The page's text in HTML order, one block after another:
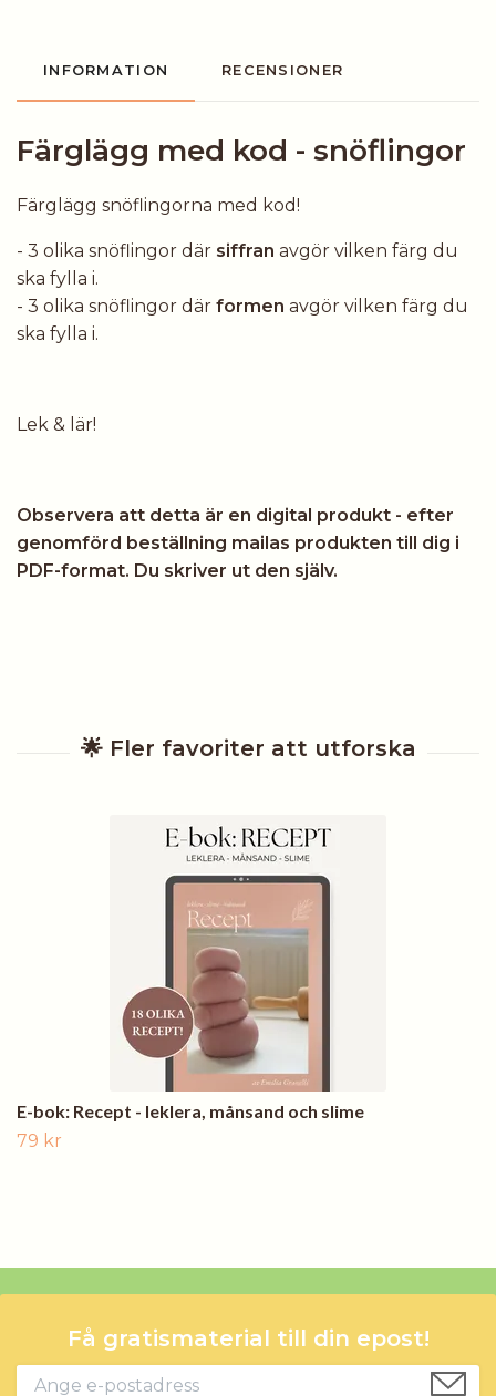
INFORMATION RECENSIONER
Färglägg med kod - snöflingor
Färglägg snöflingorna med kod!
- 3 olika snöflingor där siffran avgör vilken färg du
ska fylla i.
- 3 olika snöflingor där formen avgör vilken färg du
ska fylla i.
Lek & lär!
Observera att detta är en digital produkt - efter
genomförd beställning mailas produkten till dig i
PDF-format. Du skriver ut den själv.
E-bok: Recept - leklera, månsand och slime
79 kr
Få gratismaterial till din epost!